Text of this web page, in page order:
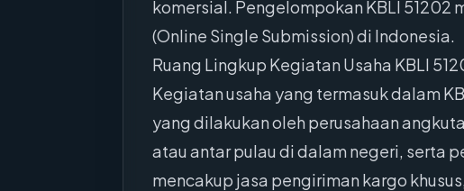
komersial. Pengelompokan KBLI 51202
(Online Single Submission) di Indonesia.
Ruang Lingkup Kegiatan Usaha KBLI
Kegiatan usaha yang termasuk dalam
yang dilakukan oleh perusahaan
atau antar pulau di dalam negeri, serta
mencakup jasa pengiriman kargo